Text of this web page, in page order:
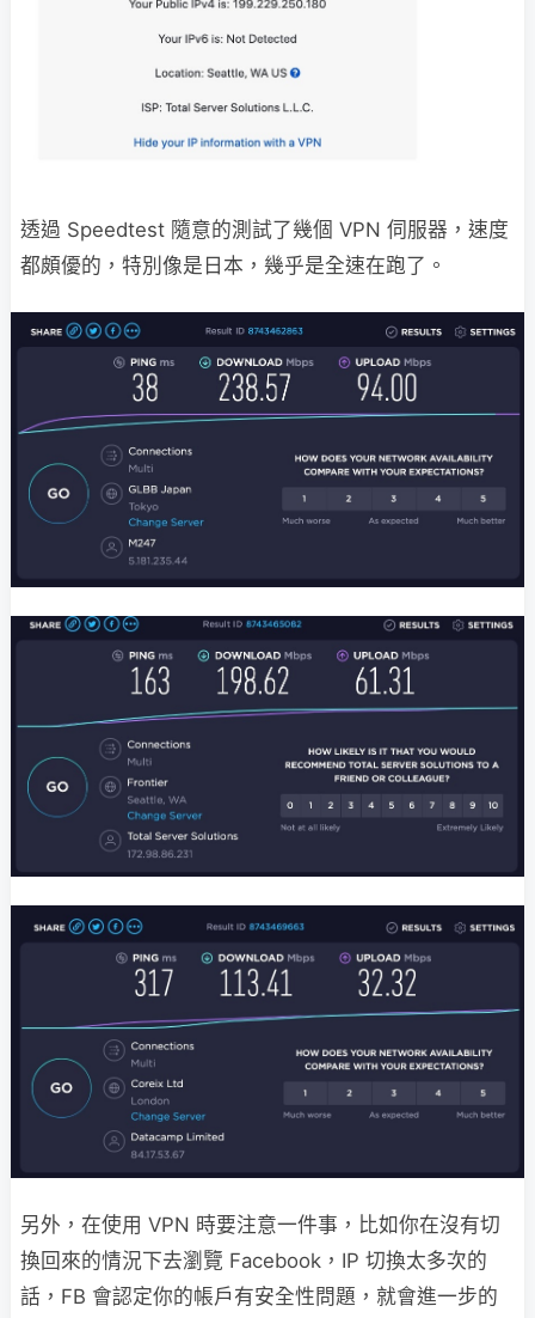
透過 Speedtest 隨意的測試了幾個 VPN 伺服器，速度
都頗優的，特別像是日本，幾乎是全速在跑了。
另外，在使用 VPN 時要注意一件事，比如你在沒有切
換回來的情況下去瀏覽 Facebook，IP 切換太多次的
話，FB 會認定你的帳戶有安全性問題，就會進一步的